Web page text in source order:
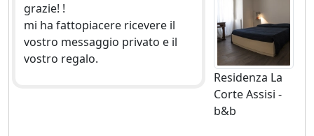
grazie! !
mi ha fattopiacere ricevere il
vostro messaggio privato e il
vostro regalo.
Residenza La
Corte Assisi -
b&b